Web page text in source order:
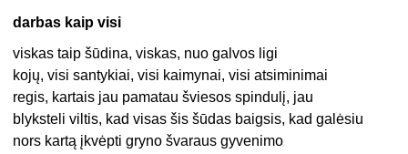
darbas kaip visi
viskas taip šūdina, viskas, nuo galvos ligi
kojų, visi santykiai, visi kaimynai, visi atsiminimai
regis, kartais jau pamatau šviesos spindulį, jau
blyksteli viltis, kad visas šis šūdas baigsis, kad galėsiu
nors kartą įkvėpti gryno švaraus gyvenimo